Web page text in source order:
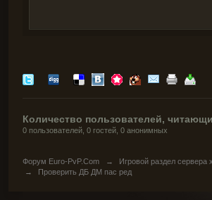
Количество пользователей,
0 пользователей, 0 гостей, 0 анонимных
Форум Euro-PvP.Com →
Игровой раздел
→
Проверить ДБ ДМ пас ред